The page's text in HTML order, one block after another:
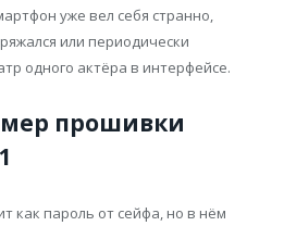
уже вел себя странно,
или периодически
одного актёра в интерфейсе.
прошивки
как пароль от сейфа, но в нём